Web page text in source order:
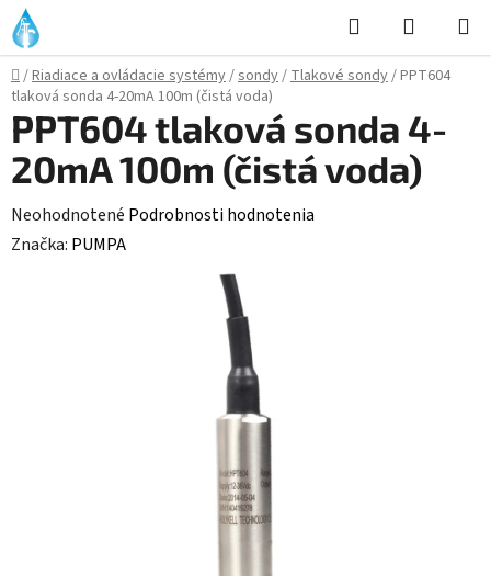
Prejsť
na
obsah
Hľadať
KOŠÍK
Domov
/Riadiace a ovládacie systémy/sondy/Tlakové sondy/PPT604
tlaková sonda 4-20mA 100m (čistá voda)
PPT604 tlaková sonda 4-
20mA 100m (čistá voda)
Priemerné
hodnotenie
Neohodnotené Podrobnosti hodnotenia
Značka: PUMPA